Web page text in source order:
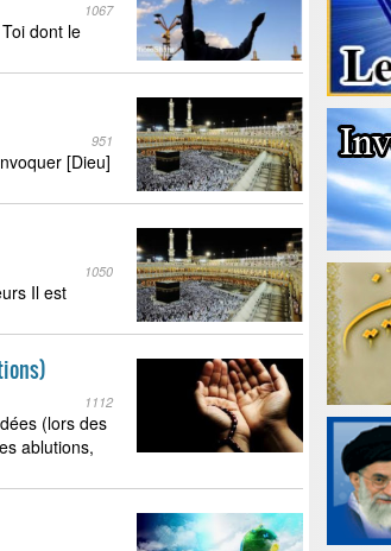
1067
951
[Dieu]
1050
Il est
1112
(lors des
ablutions,